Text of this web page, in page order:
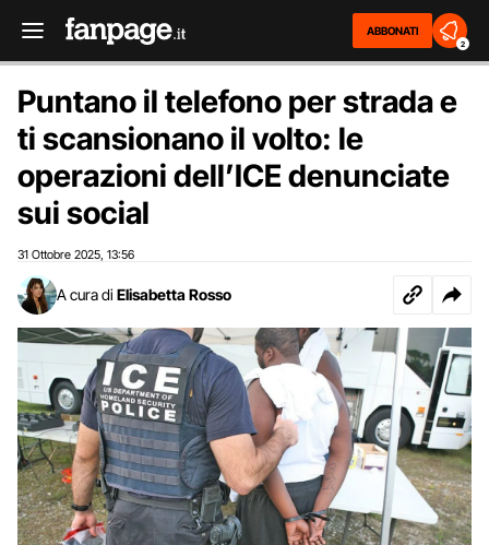
ABBONATI
2
Puntano il telefono per strada e
ti scansionano il volto: le
operazioni dell’ICE denunciate
sui social
31 Ottobre 2025 13:56
A cura di Elisabetta Rosso